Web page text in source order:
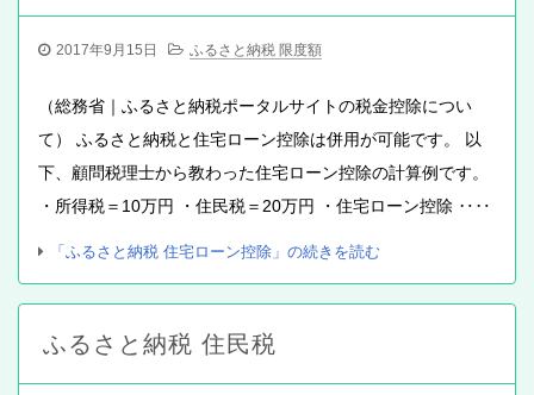
2017年9月15日 ふるさと納税 限度額
（総務省｜ふるさと納税ポータルサイトの税金控除につい
て） ふるさと納税と住宅ローン控除は併用が可能です。 以
下、顧問税理士から教わった住宅ローン控除の計算例です。
・所得税＝10万円 ・住民税＝20万円 ・住宅ローン控除 ‥‥
「ふるさと納税 住宅ローン控除」の続きを読む
ふるさと納税 住民税